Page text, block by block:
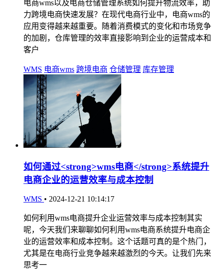
电商wms以及电商仓储管理系统如何提升物流效率，助
力跨境电商快速发展？在现代电商行业中，电商wms的
应用变得越来越重要。随着消费模式的变化和市场竞争
的加剧，仓库管理的效率直接影响到企业的运营成本和
客户
WMS 电商wms 跨境电商 仓储管理 库存管理
如何通过<strong>wms电商</strong>系统提升
电商企业的运营效率与成本控制
WMS • 2024-12-21 10:14:17
如何利用wms电商提升企业运营效率与成本控制其实
呢，今天我们来聊聊如何利用wms电商系统提升电商企
业的运营效率和成本控制。这个话题可真的是个热门，
尤其是在电商行业竞争越来越激烈的今天。让我们先来
思考一